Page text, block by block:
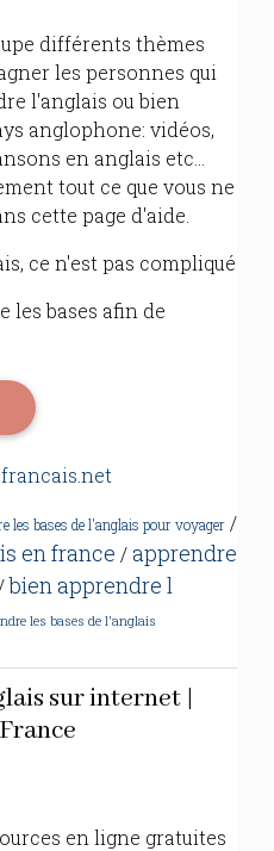
différents thèmes
les personnes qui
l'anglais ou bien
anglophone: vidéos,
en anglais etc...
tout ce que vous ne
cette page d'aide.
ce n'est pas compliqué
les bases afin de
les bases de l'anglais pour voyager /
en france /apprendre
bien apprendre l
les bases de l'anglais
sur internet |
en ligne gratuites